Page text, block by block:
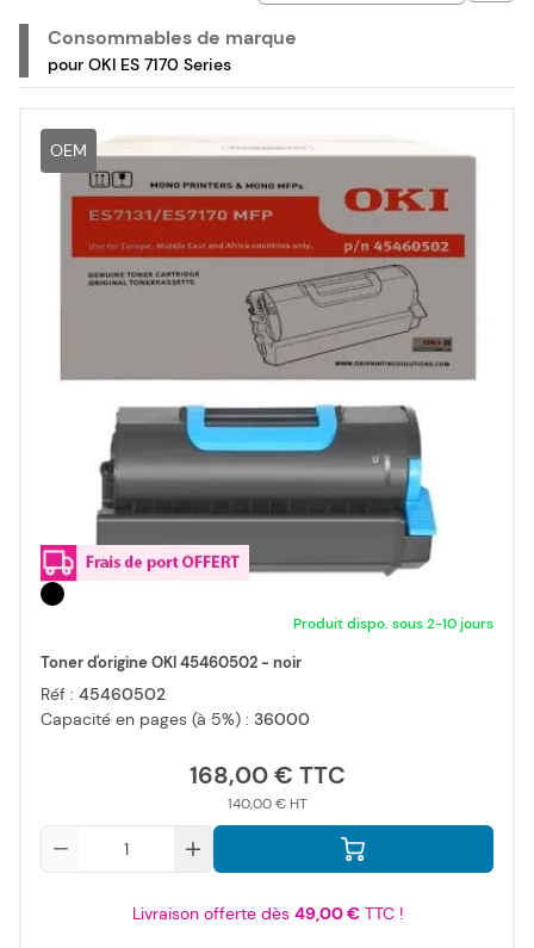
Consommables de marque
pour OKI ES 7170 Series
OEM
Produit dispo. sous 2-10 jours
Toner d'origine OKI 45460502 - noir
Réf : 45460502
Capacité en pages (à 5%) : 36000
168,00 €
140,00 €
Livraison offerte dès 49,00 €TTC !